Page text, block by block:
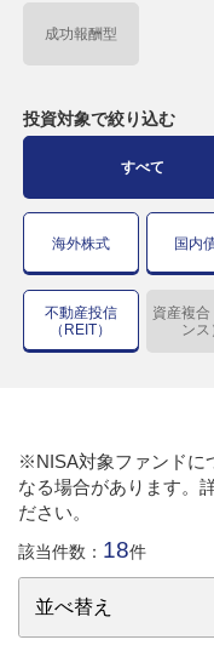
成功報酬型
投資対象で絞り込む
すべて
海外株式 国内
不動産投信
（REIT）
資産複合
ンス
※NISA対象ファンドに
なる場合があります。
ださい。
該当件数： 18件